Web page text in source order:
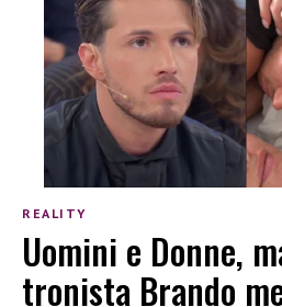
REALITY
Uomini e Donne,
tronista Brando